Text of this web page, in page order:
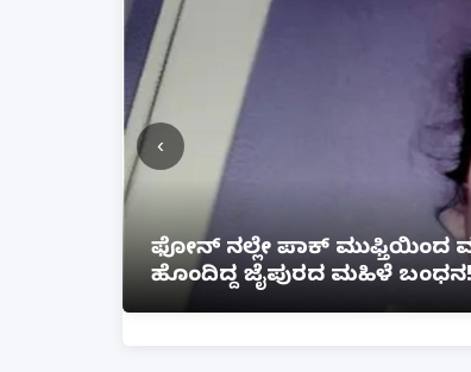
ಲಕ್ನೋ ಗೇಮಿಂಗ್ ಜೋನ್‌ನಲ್ಲಿ
ಗಾಯ
‹